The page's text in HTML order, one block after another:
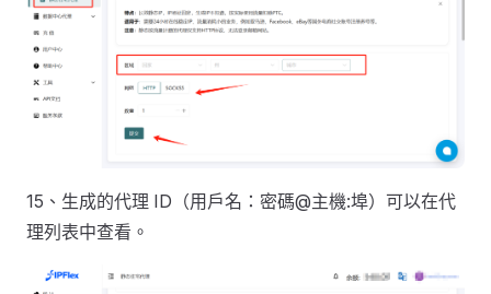
15、生成的代理 ID（用戶名：密碼@主機:埠）可以在代
理列表中查看。